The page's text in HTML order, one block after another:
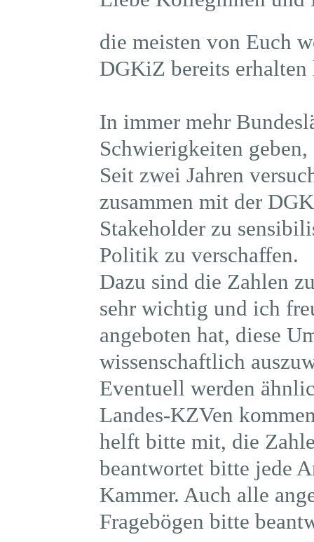
die meisten von Euch
DGKiZ bereits
In immer mehr
Schwierigkeiten
Seit zwei Jahren
zusammen mit der
Stakeholder zu
Politik zu verschaffen.
Dazu sind die Zahlen
sehr wichtig und ich
angeboten hat, diese
wissenschaftlich
Eventuell werden
Landes-KZVen
helft bitte mit, die
beantwortet bitte jede
Kammer. Auch alle
Fragebögen bitte